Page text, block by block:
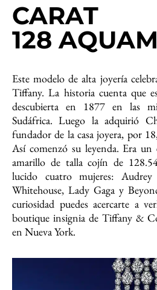
CARAT
128
Este modelo de alta joyería
Tiffany. La historia cuenta que
descubierta en 1877 en las
Sudáfrica. Luego la adquirió
fundador de la casa joyera, por
Así comenzó su leyenda. Era
amarillo de talla cojín de
lucido cuatro mujeres:
Whitehouse, Lady Gaga y
curiosidad puedes acercarte a
boutique insignia de Tiffany &
en Nueva York.